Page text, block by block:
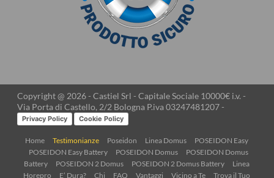
Copyright @ 2026 - Castiel Srl - Capitale Sociale 10000€ i.v. -
Via Porta di Castello, 2/2 Bologna P.iva 03247481207 -
Privacy Policy Cookie Policy
Home Testimonianze Poseidon Linea Domus
POSEIDON Easy
POSEIDON Easy Battery
POSEIDON Domus
POSEIDON Domus
Battery
POSEIDON 2 Domus POSEIDON 2 Domus Battery
Linea
Horepro
E’ Dura? Chi FAQ Vantaggi Vicino a Te Trova il Tuo